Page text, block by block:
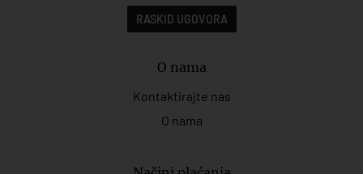
RASKID UGOVORA
O nama
Kontaktirajte nas
O nama